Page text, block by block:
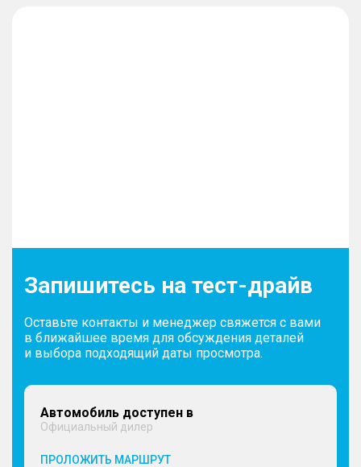
Запишитесь на тест-драйв
Оставьте контакты и менеджер свяжется с вами
в ближайшее время для обсуждения деталей
и выбора подходящий даты просмотра.
Автомобиль доступен в
Официальный дилер
ПРОЛОЖИТЬ МАРШРУТ